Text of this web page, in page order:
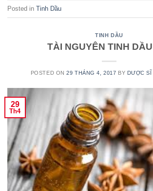
Posted in Tinh Dầu
TINH DẦU
TÀI NGUYÊN TINH
POSTED ON29 THÁNG 4, 2017 BY DƯỢC
29
Th4